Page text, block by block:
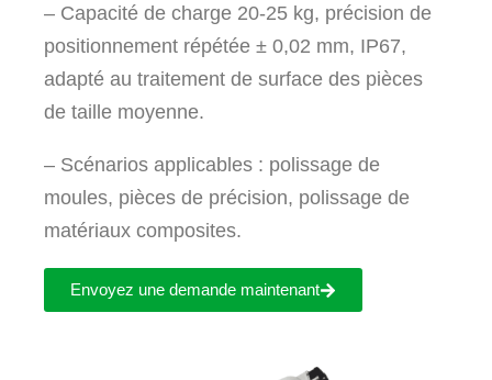
– Capacité de charge 20-25 kg, précision de
positionnement répétée ± 0,02 mm, IP67,
adapté au traitement de surface des pièces
de taille moyenne.
– Scénarios applicables : polissage de
moules, pièces de précision, polissage de
matériaux composites.
Envoyez une demande maintenant